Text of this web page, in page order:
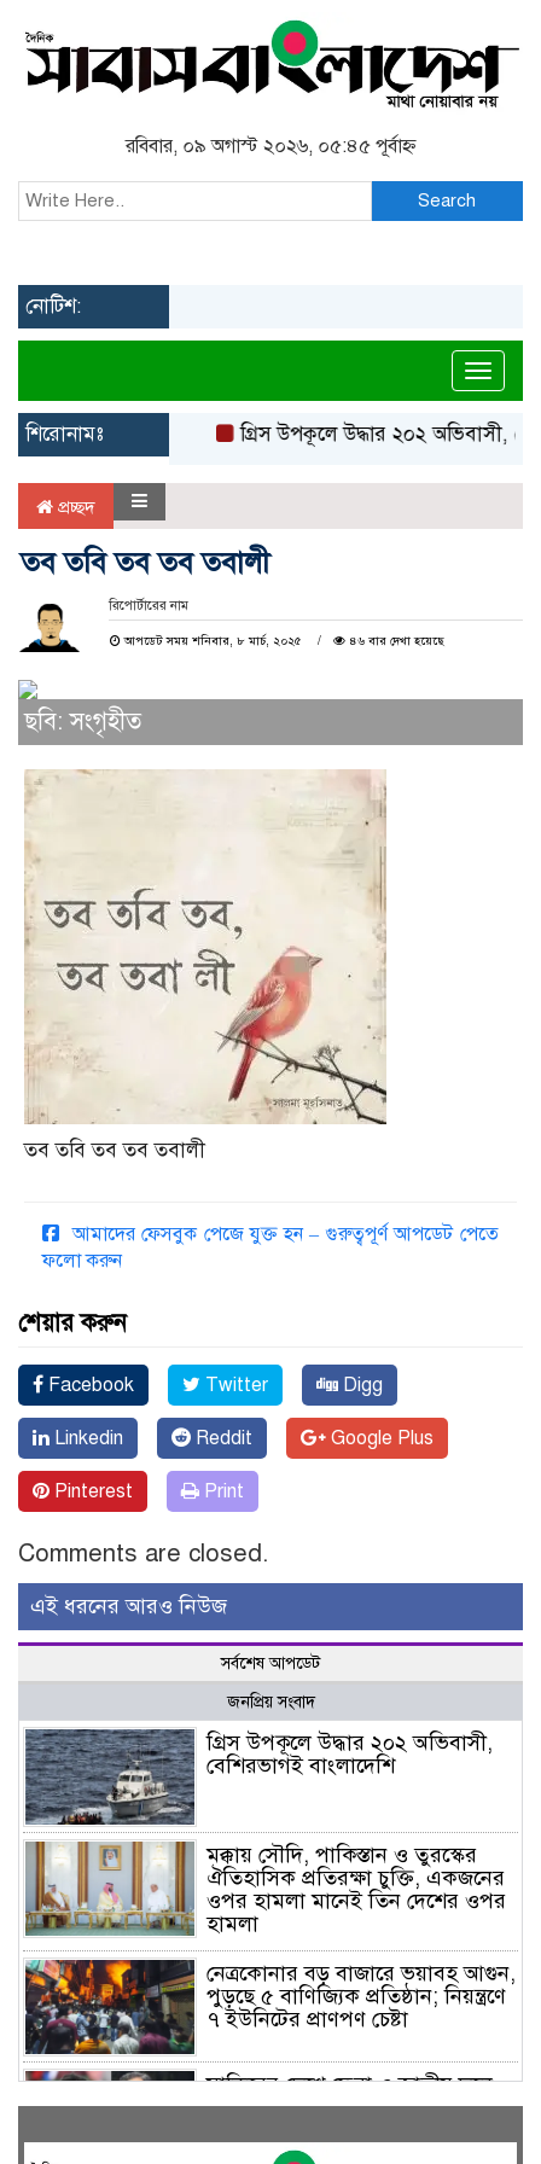
রবিবার, ০৯ অগাস্ট ২০২৬, ০৫:৪৫ পূর্বাহ্ন
Search
নোটিশ:
শিরোনামঃ গ্রিস উপকূলে উদ্ধার ২০২ অভিবাসী,
প্রচ্ছদ
তব তবি তব তব তবালী
রিপোর্টারের নাম
আপডেট সময় শনিবার, ৮ মার্চ, ২০২৫ ৪৬ বার দেখা হয়েছে
ছবি: সংগৃহীত
তব তবি তব তব তবালী
আমাদের ফেসবুক পেজে যুক্ত হন – গুরুত্বপূর্ণ আপডেট পেতে
ফলো করুন
শেয়ার করুন
Facebook Twitter Digg
Linkedin Reddit Google Plus
Pinterest Print
Comments are closed.
এই ধরনের আরও নিউজ
সর্বশেষ আপডেট
জনপ্রিয় সংবাদ
গ্রিস উপকূলে উদ্ধার ২০২ অভিবাসী,
বেশিরভাগই বাংলাদেশি
মক্কায় সৌদি, পাকিস্তান ও তুরস্কের
ঐতিহাসিক প্রতিরক্ষা চুক্তি, একজনের
ওপর হামলা মানেই তিন দেশের ওপর
হামলা
নেত্রকোনার বড় বাজারে ভয়াবহ আগুন,
পুড়ছে ৫ বাণিজ্যিক প্রতিষ্ঠান; নিয়ন্ত্রণে
৭ ইউনিটের প্রাণপণ চেষ্টা
সাকিবের দেশে ফেরা ও জাতীয় দলে
ফেরার সম্ভাবনা নেই, ইঙ্গিত ক্রীড়া